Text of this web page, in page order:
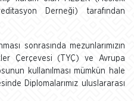
Derneği) tarafından
sonrasında mezunlarımızın
Çerçevesi (TYÇ) ve Avrupa
kullanılması mümkün hale
Diplomalarımız uluslararası